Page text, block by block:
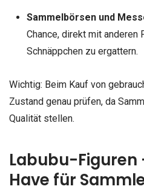
Sammelbörsen und
Chance, direkt mit anderen
Schnäppchen zu ergattern.
Wichtig: Beim Kauf von
Zustand genau prüfen, da
Qualität stellen.
Labubu-Figuren
Have für